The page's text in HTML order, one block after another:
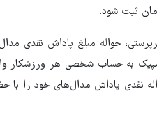
حواله مبلغ پاداش نقدی
نقدی پاداش مدال‌های خود را با